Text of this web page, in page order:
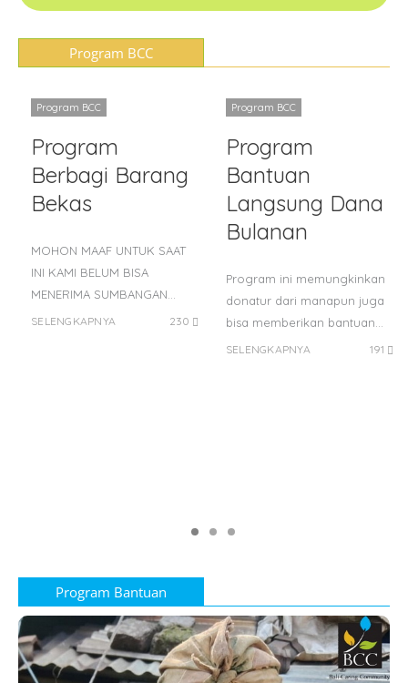
Program BCC
Program BCC
Program
Berbagi Barang
Bekas
MOHON MAAF UNTUK SAAT
INI KAMI BELUM BISA
MENERIMA SUMBANGAN…
SELENGKAPNYA 230
Program BCC
Program
Bantuan
Langsung Dana
Bulanan
Program ini memungkinkan
donatur dari manapun juga
bisa memberikan bantuan…
SELENGKAPNYA 191
Program Bantuan